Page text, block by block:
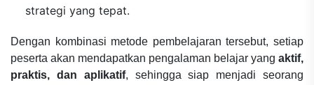
strategi yang tepat.
Dengan kombinasi metode pembelajaran tersebut, setiap
peserta akan mendapatkan pengalaman belajar yang aktif,
praktis, dan aplikatif, sehingga siap menjadi seorang